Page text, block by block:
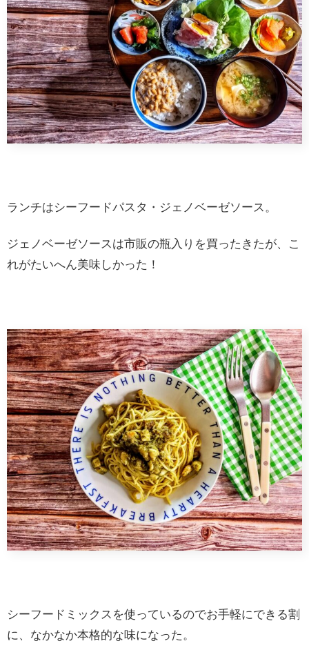
ランチはシーフードパスタ・ジェノベーゼソース。
ジェノベーゼソースは市販の瓶入りを買ったきたが、こ
れがたいへん美味しかった！
シーフードミックスを使っているのでお手軽にできる割
に、なかなか本格的な味になった。